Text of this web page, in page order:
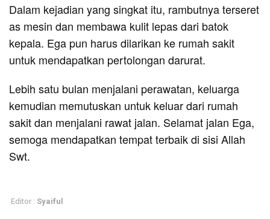
Dalam kejadian yang singkat itu, rambutnya terseret
as mesin dan membawa kulit lepas dari batok
kepala. Ega pun harus dilarikan ke rumah sakit
untuk mendapatkan pertolongan darurat.
Lebih satu bulan menjalani perawatan, keluarga
kemudian memutuskan untuk keluar dari rumah
sakit dan menjalani rawat jalan. Selamat jalan Ega,
semoga mendapatkan tempat terbaik di sisi Allah
Swt.
Editor : Syaiful